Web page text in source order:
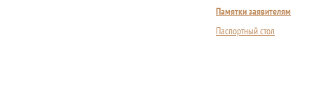
Памятки заявителям
Паспортный стол